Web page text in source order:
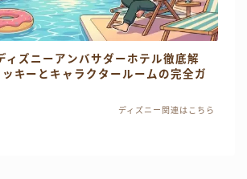
ィズニーアンバサダーホテル徹底解
キーとキャラクタールームの完全ガ
ディズニー関連はこちら